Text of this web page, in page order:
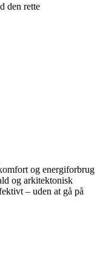
den rette
og energiforbrug
og arkitektonisk
– uden at gå på